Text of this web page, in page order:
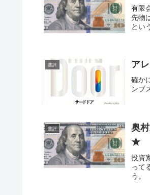
有限
先物
とい
書評 ア
確か
ンブ
書評
奥
★
投資
って
う。